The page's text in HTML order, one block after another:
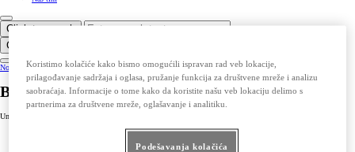
Click to search
Clear search phrase
Notification bell
BESPLATNO ISPROBAJTE TOYOTU
Unesite vaše podatke u kontakt obrazac, a naši prodajni savetnici kontaktiraće vas u najkraćem roku.
Koristimo kolačiće kako bismo omogućili ispravan rad veb lokacije,
prilagođavanje sadržaja i oglasa, pružanje funkcija za društvene mreže i analizu
saobraćaja. Informacije o tome kako da koristite našu veb lokaciju delimo s
partnerima za društvene mreže, oglašavanje i analitiku.
Podešavanja kolačića